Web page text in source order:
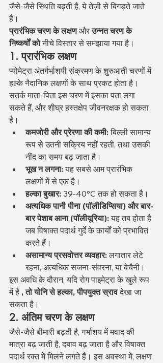
जैसे-जैसे स्थिति बढ़ती है, ये तेज़ी से बिगड़ते जाते
हैं।
प्रारंभिक चरण के लक्षण और उन्नत चरण के
निष्कर्षों को नीचे विस्तार से समझाया गया है।
1. प्रारंभिक लक्षण
प्योमेट्रा अंतर्गर्भाशयी संक्रमण के शुरुआती चरणों में
हल्के नैदानिक लक्षणों के साथ प्रकट होता है।
सतर्क माता-पिता इस चरण में इसका पता लगा
सकते हैं, और शीघ्र हस्तक्षेप जीवनरक्षक हो सकता
है।
कमजोरी और प्रेरणा की कमी: बिल्ली सामान्य
रूप से उतनी सक्रिय नहीं रहती, तथा उसकी
नींद का समय बढ़ जाता है।
भूख न लगना: यह सबसे आम प्रारंभिक
लक्षणों में से एक है।
हल्का बुखार: 39-40°C तक हो सकता है।
अत्यधिक पानी पीना (पॉलीडिप्सिया) और बार-
बार पेशाब आना (पॉलीयूरिया): यह तब होता है
जब विषाक्त पदार्थ गुर्दे के कार्यों को प्रभावित
करते हैं।
असामान्य प्रसवोत्तर व्यवहार: लगातार लेटे
रहना, अत्यधिक सजना-संवरना, या बेचैनी।
इस अवधि के दौरान, यदि रोग पाइमेट्रा के खुले रूप
में है , तो योनि से हल्का, पीपयुक्त स्राव देखा जा
सकता है।
2. अंतिम चरण के लक्षण
जैसे-जैसे बीमारी बढ़ती है, गर्भाशय में मवाद की
मात्रा बढ़ जाती है, दबाव बढ़ जाता है और विषाक्त
पदार्थ रक्त में मिलने लगते हैं। इस अवस्था में, लक्षण